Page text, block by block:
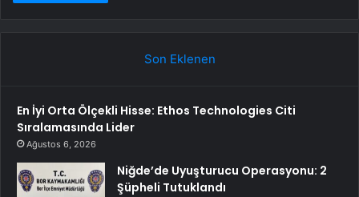
Son Eklenen
En İyi Orta Ölçekli Hisse: Ethos Technologies Citi
Sıralamasında Lider
Ağustos 6, 2026
Niğde’de Uyuşturucu Operasyonu: 2
Şüpheli Tutuklandı